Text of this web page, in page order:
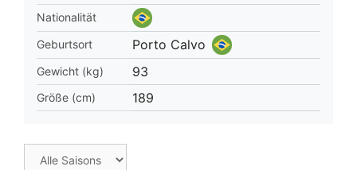
Nationalität
Geburtsort
Porto Calvo
Gewicht (kg) 93
Größe (cm) 189